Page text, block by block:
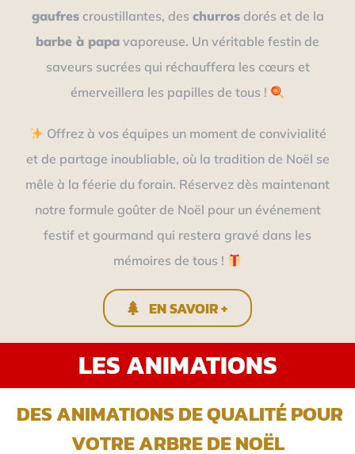
gaufrescroustillantes, des churrosdorés et de la
barbe à papa vaporeuse. Un véritable festin de
saveurs sucrées qui réchauffera les cœurs et
émerveillera les papilles de tous !
Offrez à vos équipes un moment de convivialité
et de partage inoubliable, où la tradition de Noël se
mêle à la féerie du forain. Réservez dès maintenant
notre formule goûter de Noël pour un événement
festif et gourmand qui restera gravé dans les
mémoires de tous !
EN SAVOIR +
LES ANIMATIONS
DES ANIMATIONS DE QUALITÉ POUR
VOTRE ARBRE DE NOËL